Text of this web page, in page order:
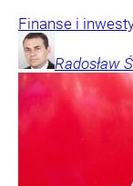
Finanse i
Radosław